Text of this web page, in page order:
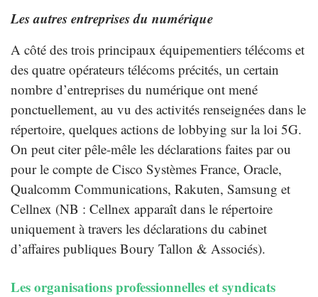
Les autres entreprises du numérique
A côté des trois principaux équipementiers télécoms et
des quatre opérateurs télécoms précités, un certain
nombre d’entreprises du numérique ont mené
ponctuellement, au vu des activités renseignées dans le
répertoire, quelques actions de lobbying sur la loi 5G.
On peut citer pêle-mêle les déclarations faites par ou
pour le compte de Cisco Systèmes France, Oracle,
Qualcomm Communications, Rakuten, Samsung et
Cellnex (NB : Cellnex apparaît dans le répertoire
uniquement à travers les déclarations du cabinet
d’affaires publiques Boury Tallon & Associés).
Les organisations professionnelles et syndicats